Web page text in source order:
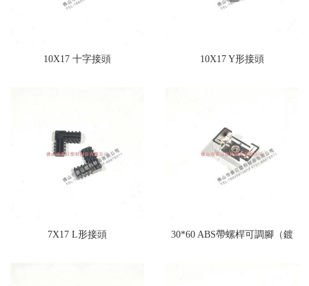
10X17 十字接頭 10X17 Y形接頭
7X17 L形接頭 30*60 ABS帶螺桿可調腳（鍍